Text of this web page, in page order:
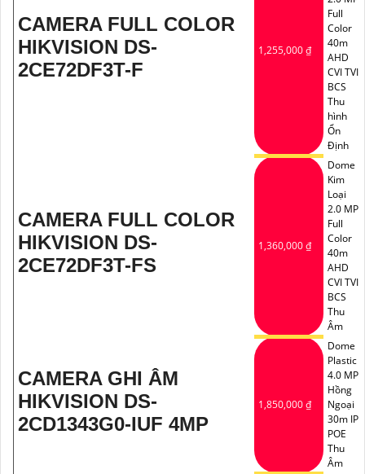
CAMERA FULL COLOR
HIKVISION DS-
2CE72DF3T-F
1,255,000 ₫
Full
Color
40m
AHD
CVI TVI
BCS
Thu
hình
Ổn
Định
CAMERA FULL COLOR
HIKVISION DS-
2CE72DF3T-FS
1,360,000 ₫
Dome
Kim
Loại
2.0 MP
Full
Color
40m
AHD
CVI TVI
BCS
Thu
Âm
CAMERA GHI ÂM
HIKVISION DS-
2CD1343G0-IUF 4MP
1,850,000 ₫
Dome
Plastic
4.0 MP
Hồng
Ngoại
30m IP
POE
Thu
Âm